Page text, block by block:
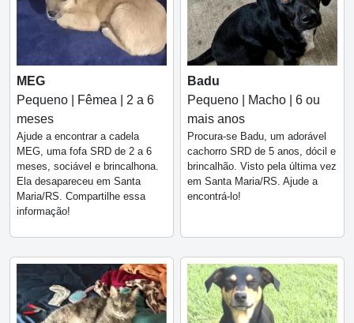
MEG
Pequeno | Fêmea | 2 a 6
meses
Ajude a encontrar a cadela
MEG, uma fofa SRD de 2 a 6
meses, sociável e brincalhona.
Ela desapareceu em Santa
Maria/RS. Compartilhe essa
informação!
Badu
Pequeno | Macho | 6 ou
mais anos
Procura-se Badu, um adorável
cachorro SRD de 5 anos, dócil e
brincalhão. Visto pela última vez
em Santa Maria/RS. Ajude a
encontrá-lo!